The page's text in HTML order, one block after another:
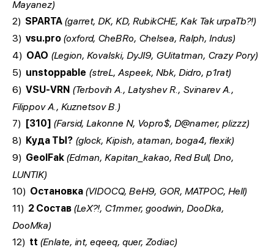
Mayanez)
2) SPARTA (garret, DK, KD, RubikCHE, Kak Tak urpaTb?!)
3) vsu.pro (oxford, CheBRo, Chelsea, Ralph, Indus)
4) OAO (Legion, Kovalski, DyJI9, GUitatman, Crazy Pory)
5) unstoppable (streL, Aspeek, Nbk, Didro, p1rat)
6) VSU-VRN (Terbovih A., Latyshev R., Svinarev A.,
Filippov A., Kuznetsov B.)
7) [310] (Farsid, Lakonne N, Vopro$, D@namer, plizzz)
8) Куда ТЫ? (glock, Kipish, ataman, boga4, flexik)
9) GeolFak (Edman, Kapitan_kakao, Red Bull, Dno,
LUNTIK)
10) Остановка (VIDOCQ, BeH9, GOR, MATPOC, Hell)
11) 2 Состав (LeX?!, C1mmer, goodwin, DooDka,
DooMka)
12) tt (Enlate, int, eqeeq, quer, Zodiac)